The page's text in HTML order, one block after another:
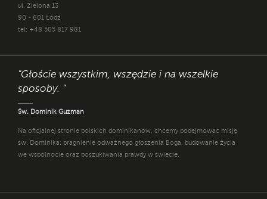
ul. Zielona 13
90 - 601 Łódź
tel: +48 505 817 981
"Głoście wszystkim, wszędzie i na wszelkie
sposoby. "
Św. Dominik Guzman
Na oficjalnej stronie polskich dominikanów, chcemy podejmować misję
św. Dominika: pragnienie odważnego głoszenia Boga, budowanie życia
we wspólnocie oraz poszukiwania prawdy w świecie.